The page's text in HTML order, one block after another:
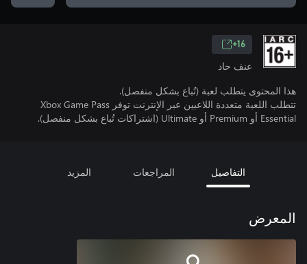
16+
عنف حاد
هذا المحتوى يتطلب لعبة (تُباع بشكل منفصل).
تتطلب اللعبة متعددة اللاعبين عبر الإنترنت توفر Xbox Game Pass
Essential أو Premium أو Ultimate (اشتراكات تُباع بشكل منفصل).
التفاصيل المراجعات المزيد
المعرض